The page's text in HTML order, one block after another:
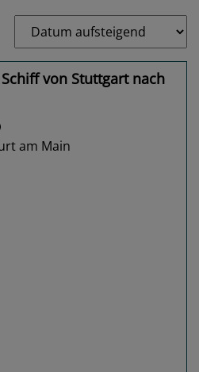
von Stuttgart nach
am Main